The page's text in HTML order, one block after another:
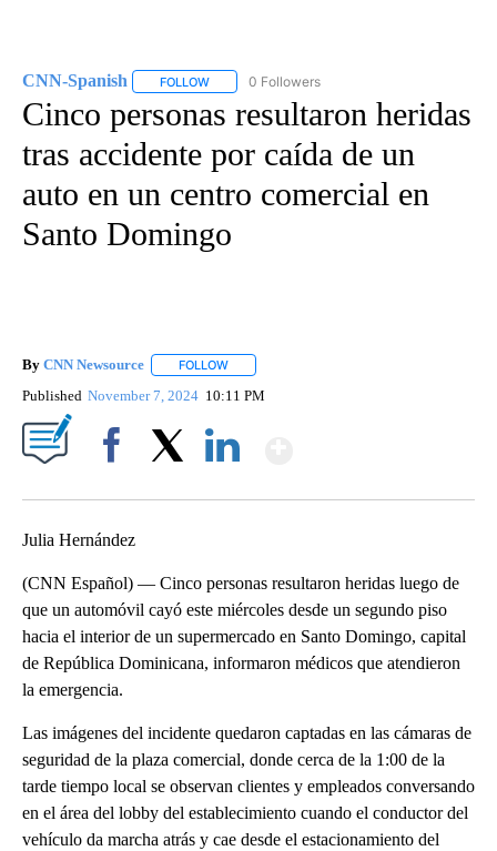
CNN-Spanish FOLLOW FOLLOW "CNN-SPANISH" TO RECEIVE
0 Followers
Cinco personas resultaron heridas
tras accidente por caída de un
auto en un centro comercial en
Santo Domingo
By CNN Newsource FOLLOW
Published November 7, 2024 10:11 PM
Julia Hernández
(CNN Español) — Cinco personas resultaron heridas luego de
que un automóvil cayó este miércoles desde un segundo piso
hacia el interior de un supermercado en Santo Domingo, capital
de República Dominicana, informaron médicos que atendieron
la emergencia.
Las imágenes del incidente quedaron captadas en las cámaras de
seguridad de la plaza comercial, donde cerca de la 1:00 de la
tarde tiempo local se observan clientes y empleados conversando
en el área del lobby del establecimiento cuando el conductor del
vehículo da marcha atrás y cae desde el estacionamiento del